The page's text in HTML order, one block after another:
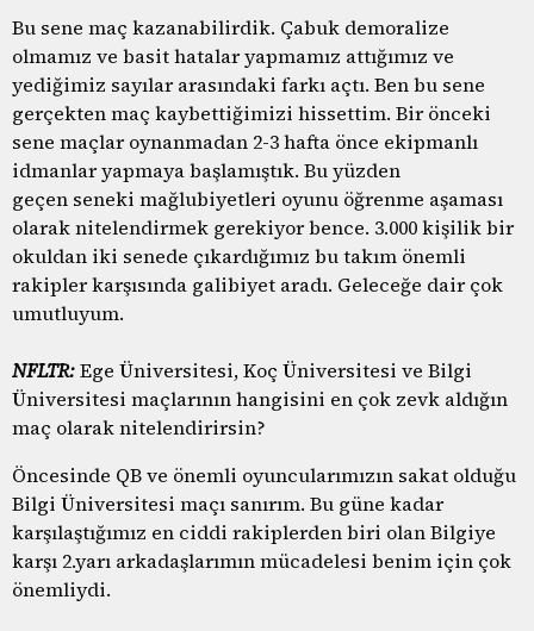
Bu sene maç kazanabilirdik. Çabuk demoralize
olmamız ve basit hatalar yapmamız attığımız ve
yediğimiz sayılar arasındaki farkı açtı. Ben bu sene
gerçekten maç kaybettiğimizi hissettim. Bir önceki
sene maçlar oynanmadan 2-3 hafta önce ekipmanlı
idmanlar yapmaya başlamıştık. Bu yüzden
geçen seneki mağlubiyetleri oyunu öğrenme aşaması
olarak nitelendirmek gerekiyor bence. 3.000 kişilik bir
okuldan iki senede çıkardığımız bu takım önemli
rakipler karşısında galibiyet aradı. Geleceğe dair çok
umutluyum.
NFLTR:Ege Üniversitesi, Koç Üniversitesi ve Bilgi
Üniversitesi maçlarının hangisini en çok zevk aldığın
maç olarak nitelendirirsin?
Öncesinde QB ve önemli oyuncularımızın sakat olduğu
Bilgi Üniversitesi maçı sanırım. Bu güne kadar
karşılaştığımız en ciddi rakiplerden biri olan Bilgiye
karşı 2.yarı arkadaşlarımın mücadelesi benim için çok
önemliydi.